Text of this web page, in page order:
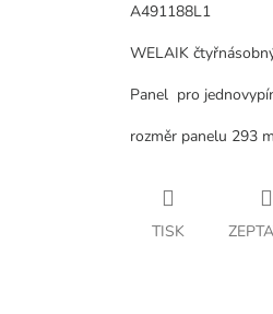
A491188L1
WELAIK
Panel pro
rozměr panelu 293
TISK